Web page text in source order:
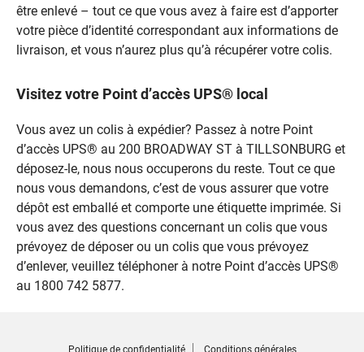
être enlevé – tout ce que vous avez à faire est d’apporter
votre pièce d’identité correspondant aux informations de
livraison, et vous n’aurez plus qu’à récupérer votre colis.
Visitez votre Point d’accès UPS® local
Vous avez un colis à expédier? Passez à notre Point
d’accès UPS® au 200 BROADWAY ST à TILLSONBURG et
déposez-le, nous nous occuperons du reste. Tout ce que
nous vous demandons, c’est de vous assurer que votre
dépôt est emballé et comporte une étiquette imprimée. Si
vous avez des questions concernant un colis que vous
prévoyez de déposer ou un colis que vous prévoyez
d’enlever, veuillez téléphoner à notre Point d’accès UPS®
au 1800 742 5877.
Politique de confidentialité Conditions générales